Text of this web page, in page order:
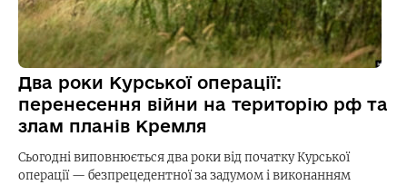
Два роки Курської операції:
перенесення війни на територію рф та
злам планів Кремля
Сьогодні виповнюється два роки від початку Курської
операції — безпрецедентної за задумом і виконанням